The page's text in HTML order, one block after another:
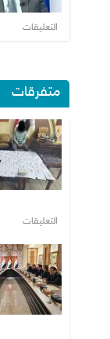
التعليقات
متفرقات
التعليقات